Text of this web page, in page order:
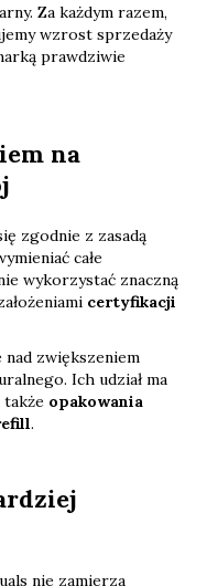
Za każdym razem,
wzrost sprzedaży
prawdziwie
na
zgodnie z zasadą
całe
wykorzystać znaczną
certyfikacji
zwiększeniem
Ich udział ma
także opakowania
.
nie zamierza